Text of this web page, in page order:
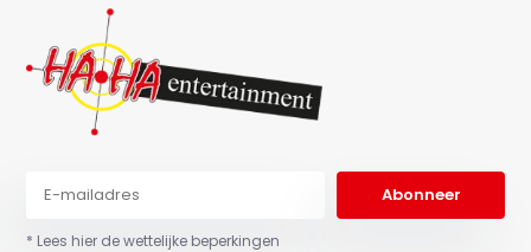
Abonneer
* Lees hier de wettelijke beperkingen